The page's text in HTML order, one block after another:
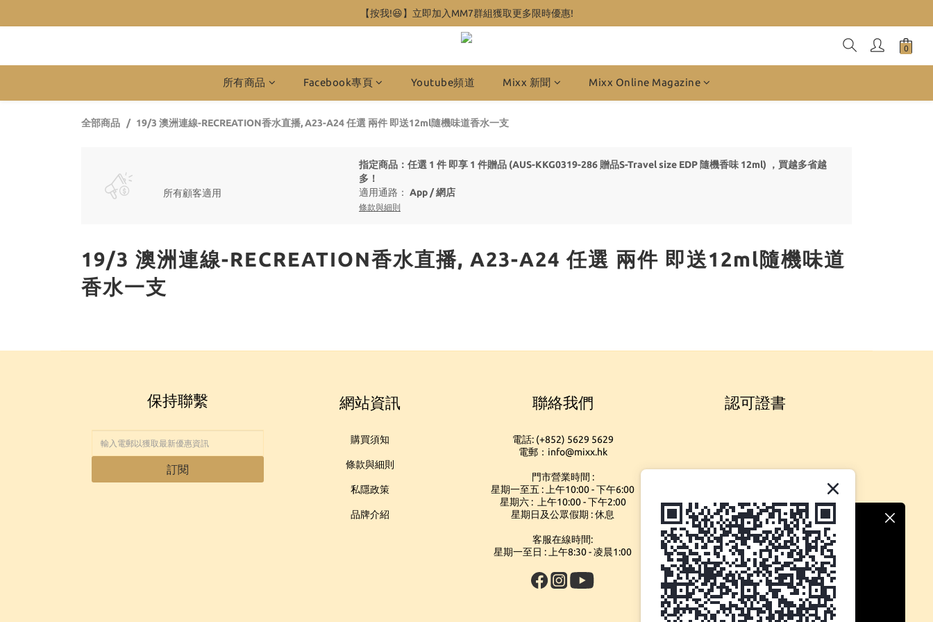
【按我!😆】立即加入MM7群組獲取更多限時優惠!
所有商品 Facebook專頁 Youtube頻道 Mixx 新聞 Mixx Online Magazine
全部商品 19/3 澳洲連線-RECREATION香水直播, A23-A24 任選 兩件 即送12ml隨機味道香水一支
所有顧客適用
指定商品：任選 1 件 即享 1 件贈品 (AUS-KKG0319-286 贈品S-Travel size EDP 隨機香味 12ml) ，買越多省越
多！
適用通路： App /網店
條款與細則
19/3 澳洲連線-RECREATION香水直播, A23-A24 任選 兩件 即送12ml隨機味道
香水一支
保持聯繫
訂閱
網站資訊
購買須知
條款與細則
私隱政策
品牌介紹
聯絡我們
電話: (+852) 5629 5629
電郵：info@mixx.hk
門市營業時間 :
星期一至五 : 上午10:00 - 下午6:00
星期六 : 上午10:00 - 下午2:00
星期日及公眾假期 : 休息
客服在線時間:
星期一至日 : 上午8:30 - 凌晨1:00
認可證書